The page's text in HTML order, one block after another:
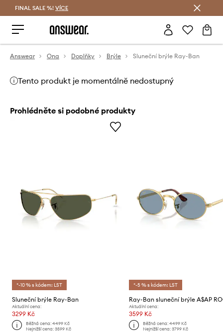
FINAL SALE %! VÍCE
Answear Ona Doplňky Brýle Sluneční brýle Ray-Ban
Tento produkt je momentálně nedostupný
Prohlédněte si podobné produkty
*-10 % s kódem: LST
Sluneční brýle Ray-Ban
Aktuální cena:
3299 Kč
Běžná cena:4499 Kč
Nejnižší cena:3599 Kč
*-5 % s kódem: LST
Aktuální cena:
3599 Kč
Běžná cena: 4499 Kč
Nejnižší cena: 3799 Kč